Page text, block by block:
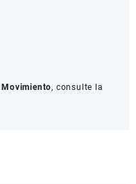
Movimiento, consulte la